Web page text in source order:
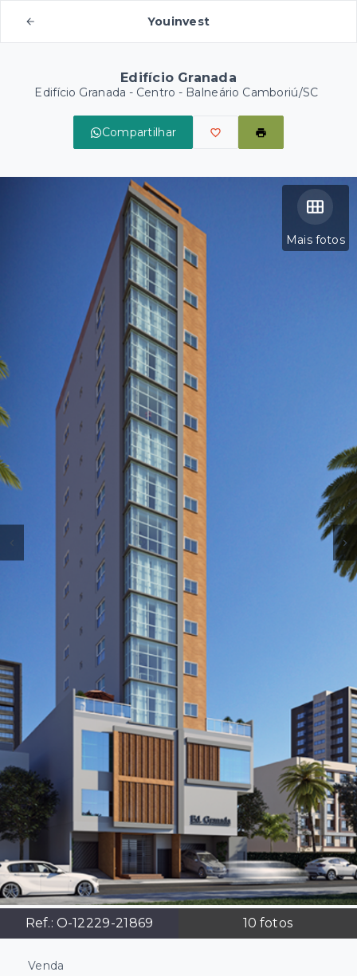
Youinvest
Edifício Granada
Edifício Granada - Centro - Balneário Camboriú/SC
Compartilhar
Mais fotos
Ref.: O-12229-21869 10 fotos
Venda